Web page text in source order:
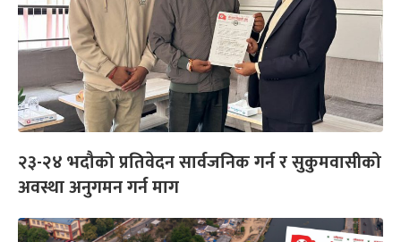
२३-२४ भदौको प्रतिवेदन सार्वजनिक गर्न र सुकुमवासीको
अवस्था अनुगमन गर्न माग